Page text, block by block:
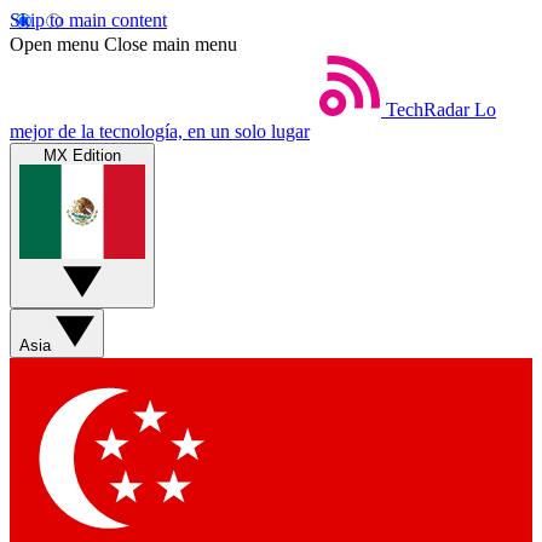
Skip to main content
Open menu Close main menu
TechRadar Lo
mejor de la tecnología, en un solo lugar
MX Edition
Asia